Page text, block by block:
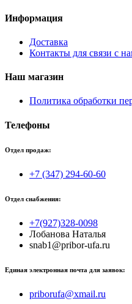
Информация
Доставка
Контакты для связи с
Наш магазин
Политика обработки
Телефоны
Отдел продаж:
+7 (347) 294-60-60
Отдел снабжения:
+7(927)328-0098
Лобанова Наталья
snab1@pribor-ufa.ru
Единая электронная почта для заявок:
priborufa@xmail.ru